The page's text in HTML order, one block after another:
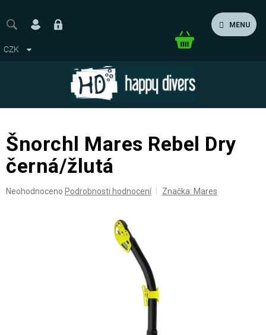
obsah
MENU
CZK
Nákupní
Šnorchl Mares Rebel Dry
černá/žlutá
Průměrné
Neohodnoceno Podrobnosti hodnocení Značka: Mares